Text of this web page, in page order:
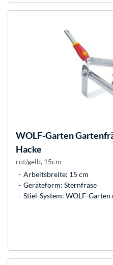
WOLF-Garten
Hacke
rot/gelb, 15cm
Arbeitsbreite: 15 cm
Geräteform: Sternfräse
Stiel-System: WOLF-